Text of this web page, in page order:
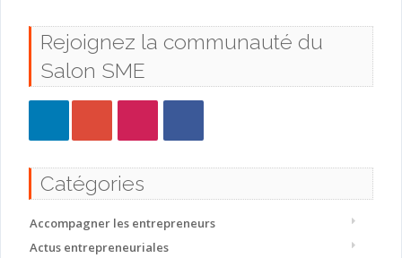
Rejoignez la communauté du
Salon SME
Catégories
Accompagner les entrepreneurs
Actus entrepreneuriales